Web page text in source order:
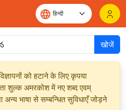
खोजें
को हटाने के लिए कृपया
शुल्क अमरकोश में नए शब्द एवम्
अन्य भाषा से सम्बन्धित सुविधाएँ जोड़ने